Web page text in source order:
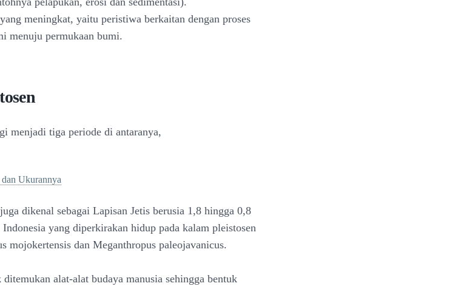
meningkat, yaitu peristiwa berkaitan dengan proses
menuju permukaan bumi.
menjadi tiga periode di antaranya,
Ukurannya
dikenal sebagai Lapisan Jetis berusia 1,8 hingga 0,8
yang diperkirakan hidup pada kalam pleistosen
mojokertensis dan Meganthropus paleojavanicus.
alat-alat budaya manusia sehingga bentuk